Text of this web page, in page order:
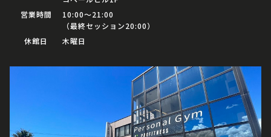
営業時間
10:00〜21:00
（最終セッション20:00）
休館日
木曜日